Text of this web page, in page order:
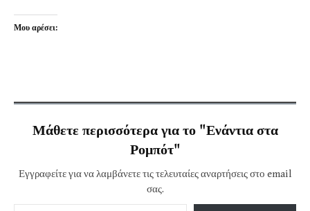
Μου αρέσει:
Μάθετε περισσότερα για το "Ενάντια στα
Ρομπότ"
Εγγραφείτε για να λαμβάνετε τις τελευταίες αναρτήσεις στο email
σας.
Εισαγάγετε τη διεύθυνση email σας…